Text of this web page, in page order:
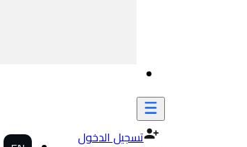
تسجيل الدخول